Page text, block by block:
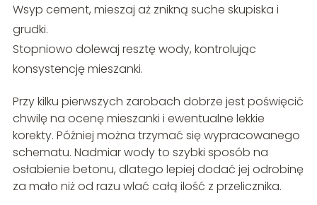
Wsyp cement, mieszaj aż znikną suche skupiska i
grudki.
Stopniowo dolewaj resztę wody, kontrolując
konsystencję mieszanki.
Przy kilku pierwszych zarobach dobrze jest poświęcić
chwilę na ocenę mieszanki i ewentualne lekkie
korekty. Później można trzymać się wypracowanego
schematu. Nadmiar wody to szybki sposób na
osłabienie betonu, dlatego lepiej dodać jej odrobinę
za mało niż od razu wlać całą ilość z przelicznika.